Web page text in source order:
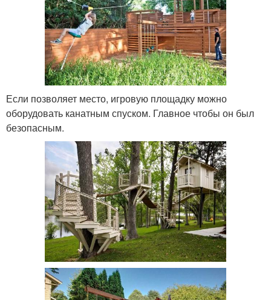
Если позволяет место, игровую площадку можно
оборудовать канатным спуском. Главное чтобы он был
безопасным.